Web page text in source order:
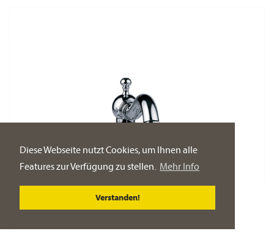
Diese Webseite nutzt Cookies, um Ihnen alle
Features zur Verfügung zu stellen. Mehr Info
Verstanden!